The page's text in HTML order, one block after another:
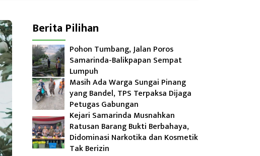
Berita Pilihan
Pohon Tumbang, Jalan Poros
Samarinda-Balikpapan Sempat
Lumpuh
Masih Ada Warga Sungai Pinang
yang Bandel, TPS Terpaksa Dijaga
Petugas Gabungan
Kejari Samarinda Musnahkan
Ratusan Barang Bukti Berbahaya,
Didominasi Narkotika dan Kosmetik
Tak Berizin